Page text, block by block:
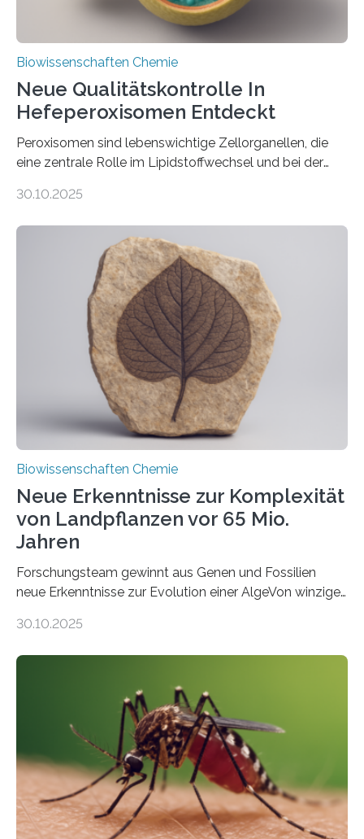
Biowissenschaften Chemie
Neue Qualitätskontrolle In
Hefeperoxisomen Entdeckt
Peroxisomen sind lebenswichtige Zellorganellen, die
eine zentrale Rolle im Lipidstoffwechsel und bei der
erfüllen können, müssen zahlreiche Enzyme präzise in
der Ruhr-Universität Bochum um Prof. Dr. Ralf Erdmann
und Dr. Ismaila Francis Yusuf hat nun einen bislang
unbekannten Qualitätskontrollmechanismus des
peroxisomalen Proteintransports in der Bäckerhefe
Saccharomyces cerevisiae entdeckt, der für die
Funktionsfähigkeit der Organellen entscheidend ist. Die
Studie wurde am 28. Oktober 2025 in der
Fachzeitschrift…
30.10.2025
Biowissenschaften Chemie
Neue Erkenntnisse zur Komplexität
von Landpflanzen vor 65 Mio.
Jahren
Forschungsteam gewinnt aus Genen und Fossilien
neue Erkenntnisse zur Evolution einer AlgeVon winzigen
Landpflanzen zählen zu den komplexesten
Grünalgen, die vor Hunderten von Millionen Jahren
lebten. Unter den Vorfahren sticht eine Gruppe heraus,
die noch heute in der Natur vorkommt: die
Süßwasseralge Coleochaetophyceae. Einige Arten
dieser Gruppe bilden aus Zellfäden dichte Geflechte
mit scheibenförmiger Gestalt. Was auffällig ist: Die
nächsten…
30.10.2025